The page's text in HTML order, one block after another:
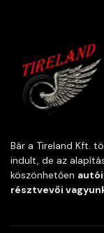
Bár a Tireland Kft.
indult, de az
köszönhetően
résztvevői